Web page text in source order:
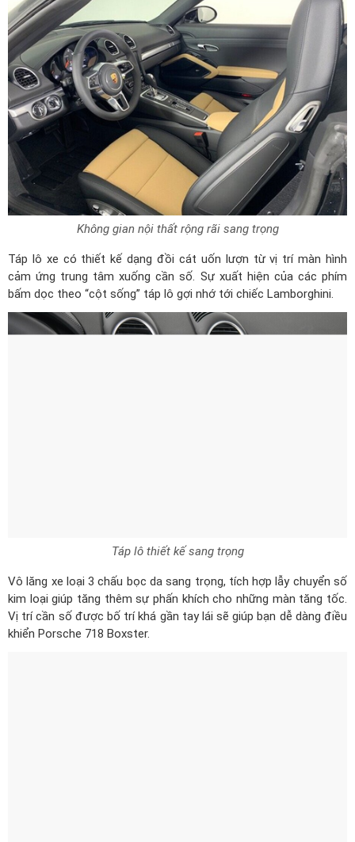
Không gian nội thất rộng rãi sang trọng
Táp lô xe có thiết kế dạng đồi cát uốn lượn từ vị trí màn hình
cảm ứng trung tâm xuống cần số. Sự xuất hiện của các phím
bấm dọc theo “cột sống” táp lô gợi nhớ tới chiếc Lamborghini.
Táp lô thiết kế sang trọng
Vô lăng xe loại 3 chấu bọc da sang trọng, tích hợp lẫy chuyển số
kim loại giúp tăng thêm sự phấn khích cho những màn tăng tốc.
Vị trí cần số được bố trí khá gần tay lái sẽ giúp bạn dễ dàng điều
khiển Porsche 718 Boxster.